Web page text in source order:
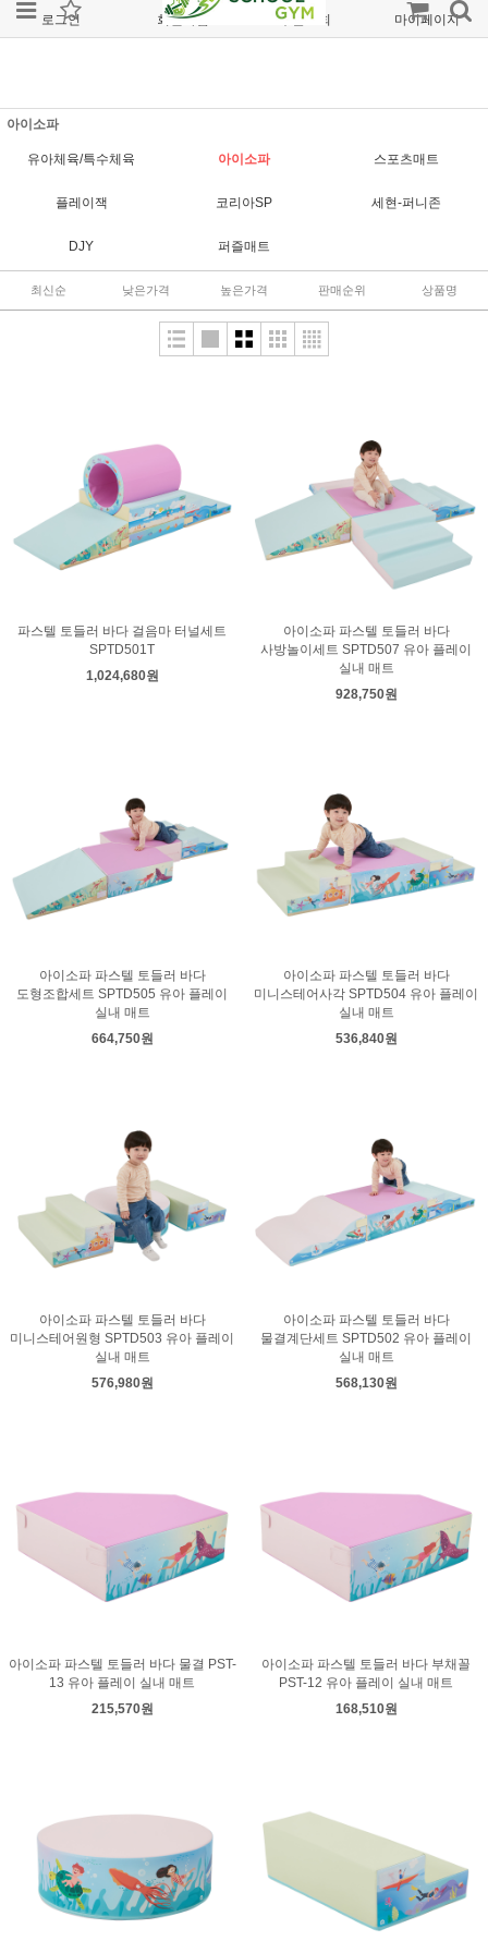
로그인 회원가입 주문조회 마이페이지
아이소파
유아체육/특수체육 아이소파 스포츠매트
플레이잭 코리아SP 세현-퍼니존
DJY 퍼즐매트
최신순 낮은가격 높은가격 판매순위 상품명
파스텔 토들러 바다 걸음마 터널세트
SPTD501T
1,024,680원
아이소파 파스텔 토들러 바다
사방놀이세트 SPTD507 유아 플레이
실내 매트
928,750원
아이소파 파스텔 토들러 바다
도형조합세트 SPTD505 유아 플레이
실내 매트
664,750원
아이소파 파스텔 토들러 바다
미니스테어사각 SPTD504 유아 플레이
실내 매트
536,840원
아이소파 파스텔 토들러 바다
미니스테어원형 SPTD503 유아 플레이
실내 매트
576,980원
아이소파 파스텔 토들러 바다
물결계단세트 SPTD502 유아 플레이
실내 매트
568,130원
아이소파 파스텔 토들러 바다 물결 PST-
13 유아 플레이 실내 매트
215,570원
아이소파 파스텔 토들러 바다 부채꼴
PST-12 유아 플레이 실내 매트
168,510원